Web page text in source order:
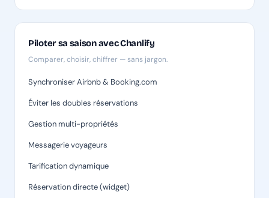
Piloter sa saison avec Chanlify
Comparer, choisir, chiffrer — sans jargon.
Synchroniser Airbnb & Booking.com
Éviter les doubles réservations
Gestion multi-propriétés
Messagerie voyageurs
Tarification dynamique
Réservation directe (widget)